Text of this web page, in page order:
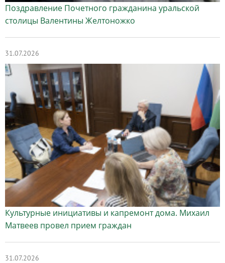
Поздравление Почетного гражданина уральской
столицы Валентины Желтоножко
31.07.2026
Культурные инициативы и капремонт дома. Михаил
Матвеев провел прием граждан
31.07.2026